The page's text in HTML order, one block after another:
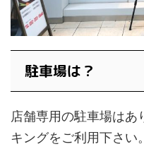
駐車場は？
店舗専用の駐車場はあ
キングをご利用下さい。